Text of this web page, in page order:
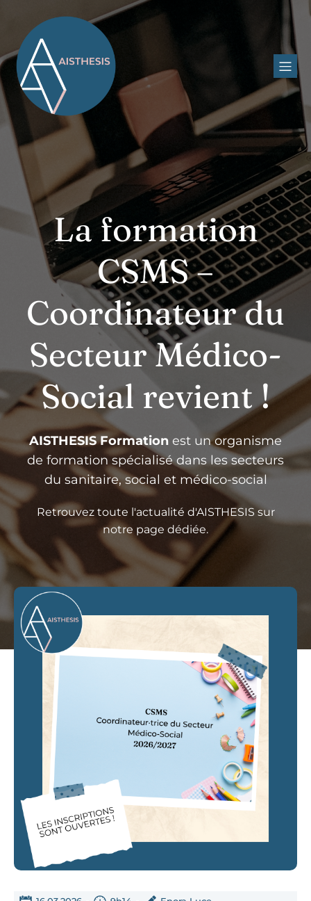
La formation
CSMS –
Coordinateur du
Secteur Médico-
Social revient !
AISTHESIS Formation est un organisme
de formation spécialisé dans les secteurs
du sanitaire, social et médico-social
Retrouvez toute l'actualité d'AISTHESIS sur
notre page dédiée.